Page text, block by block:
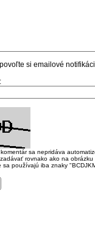
si emailové
sa nepridáva
rovnako ako na
sa používajú iba znaky